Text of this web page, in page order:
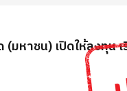
มหาชน) เปิดให้ลงทุ